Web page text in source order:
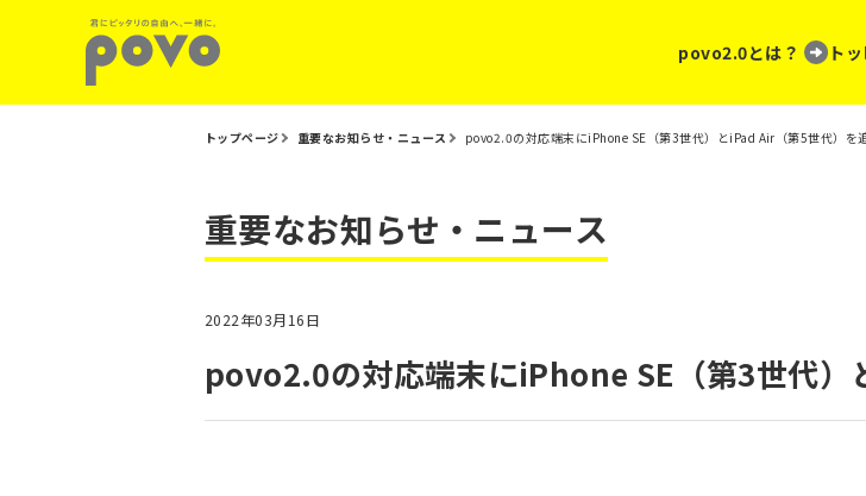
povo2.0とは？ ト
トップページ 重要なお知らせ・ニュース povo2.0の対応端末にiPhone SE（第3世代）とiPad Air（第5世代）を
重要なお知らせ・ニュース
2022年03月16日
povo2.0の対応端末にiPhone SE（第3世代